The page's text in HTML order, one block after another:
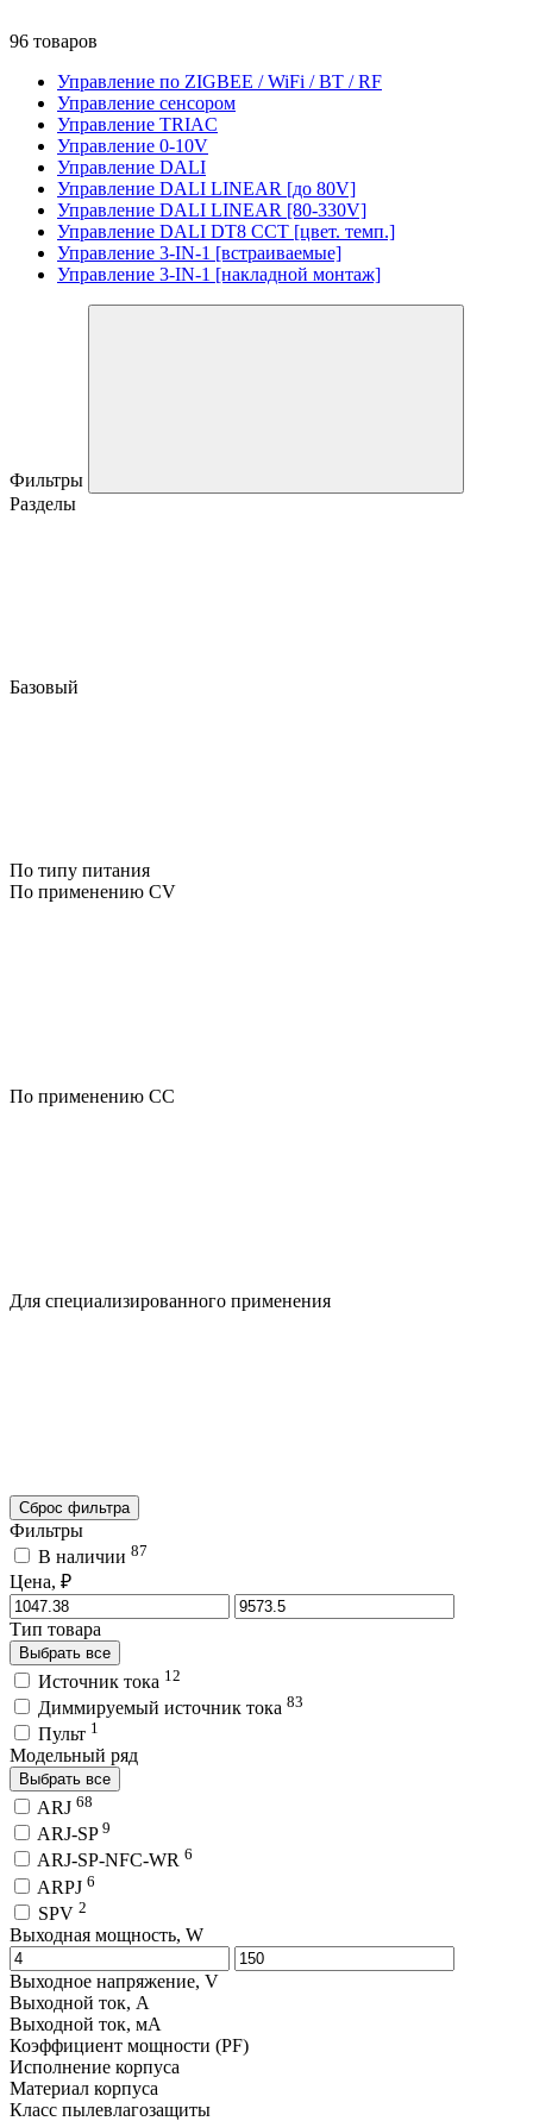
96 товаров
Управление по ZIGBEE / WiFi / BT / RF
Управление сенсором
Управление TRIAC
Управление 0-10V
Управление DALI
Управление DALI LINEAR [до 80V]
Управление DALI LINEAR [80-330V]
Управление DALI DT8 CCT [цвет. темп.]
Управление 3-IN-1 [встраиваемые]
Управление 3-IN-1 [накладной монтаж]
Фильтры
Разделы
Базовый
По типу питания
По применению CV
По применению CC
Для специализированного применения
Сброс фильтра
Фильтры
В наличии 87
Цена, ₽
Тип товара
Выбрать все
Источник тока 12
Диммируемый источник тока 83
Пульт 1
Модельный ряд
Выбрать все
ARJ 68
ARJ-SP 9
ARJ-SP-NFC-WR 6
ARPJ 6
SPV 2
Выходная мощность, W
Выходное напряжение, V
Выходной ток, A
Выходной ток, мA
Коэффициент мощности (PF)
Исполнение корпуса
Материал корпуса
Класс пылевлагозащиты